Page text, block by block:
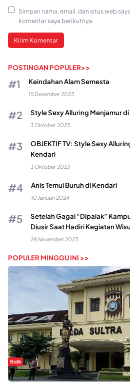
Simpan nama, email, dan situs web
komentar saya berikutnya.
POSTINGAN POPULER>>
Keindahan Alam Semesta
15 Desember 2023
Style Sexy Alluring Menjamur
3 Oktober 2023
OBJEKTIF TV: Style Sexy
Kendari
3 Oktober 2023
Anis Temui Buruh di Kendari
10 Januari 2024
Setelah Gagal “Dipalak”
Diusir Saat Hadiri Kegiatan
28 November 2023
POPULER MINGGU INI >>
Bidik
Dugaan Kekerasan Seksual di UIN